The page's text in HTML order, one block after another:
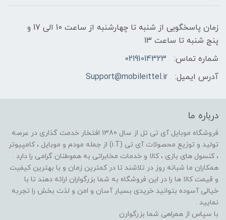
زمان پاسخگویی از شنبه تا چهارشنبه از ساعت 10 الی 17 و
پنج شنبه تا ساعت 13
شماره تماس:
02191014323
آدرس ایمیل:
Support@mobileittel.ir
درباره ما
فروشگاه موبایل آی تی تل از سال 1380 افتخار خدمت گذاری در عرصه
تولید و توزیع محصولات آی تی (i.T) از جمله مودم و موبایل ، کامپیوتر
، کنسول های بازی ، کالا و خدمات مخابراتی به هموطنان گرامی را دارد .
همکاران ما شبانه روز در تلاشند تا در کمترین زمان و با بهترین کیفیت
و قیمت کالا ها را در این فروشگاه به شما بزرگواران ارائه دهند تا با
خیالی آسوده بتوانید خریدی بسیار آسان و امن و لذت بخش را تجربه
نمایید .
با سپاس از همراهی شما بزرگوارن